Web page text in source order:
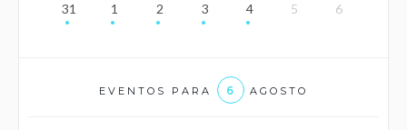
31 1 2 3 4 5 6
EVENTOS PARA 6 AGOSTO